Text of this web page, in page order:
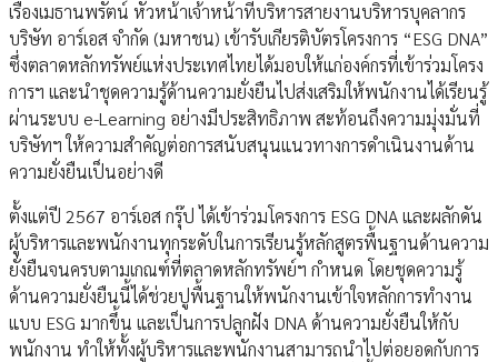
เรืองเมธานพรัตน์ หัวหน้าเจ้าหน้าที่บริหารสายงานบริหารบุคลากร
บริษัท อาร์เอส จำกัด (มหาชน) เข้ารับเกียรติบัตรโครงการ “ESG DNA”
ซึ่งตลาดหลักทรัพย์แห่งประเทศไทยได้มอบให้แก่องค์กรที่เข้าร่วมโครง
การฯ และนำชุดความรู้ด้านความยั่งยืนไปส่งเสริมให้พนักงานได้เรียนรู้
ผ่านระบบ e-Learning อย่างมีประสิทธิภาพ สะท้อนถึงความมุ่งมั่นที่
บริษัทฯ ให้ความสำคัญต่อการสนับสนุนแนวทางการดำเนินงานด้าน
ความยั่งยืนเป็นอย่างดี
ตั้งแต่ปี 2567 อาร์เอส กรุ๊ป ได้เข้าร่วมโครงการ ESG DNA และผลักดัน
ผู้บริหารและพนักงานทุกระดับในการเรียนรู้หลักสูตรพื้นฐานด้านความ
ยั่งยืนจนครบตามเกณฑ์ที่ตลาดหลักทรัพย์ฯ กำหนด โดยชุดความรู้
ด้านความยั่งยืนนี้ได้ช่วยปูพื้นฐานให้พนักงานเข้าใจหลักการทำงาน
แบบ ESG มากขึ้น และเป็นการปลูกฝัง DNA ด้านความยั่งยืนให้กับ
พนักงาน ทำให้ทั้งผู้บริหารและพนักงานสามารถนำไปต่อยอดกับการ